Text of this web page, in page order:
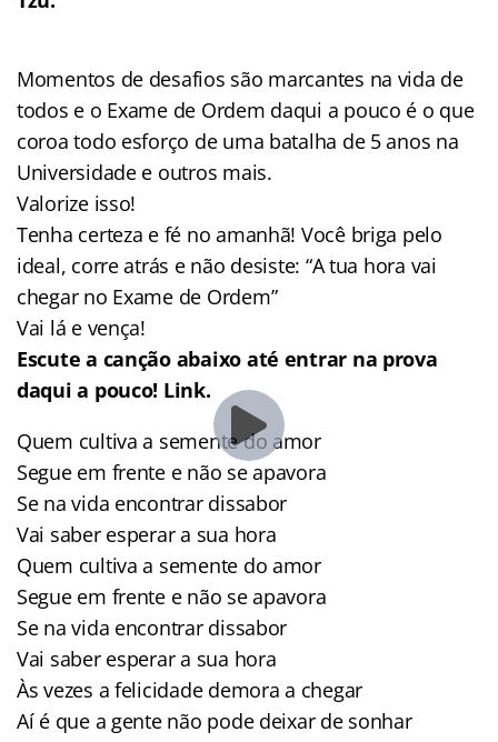
Momentos de desafios são marcantes na vida de
todos e o Exame de Ordem daqui a pouco é o que
coroa todo esforço de uma batalha de 5 anos na
Universidade e outros mais.
Valorize isso!
Tenha certeza e fé no amanhã! Você briga pelo
ideal, corre atrás e não desiste: “A tua hora vai
chegar no Exame de Ordem”
Vai lá e vença!
Escute a canção abaixo até entrar na prova
daqui a pouco! Link.
Quem cultiva a semente do amor
Segue em frente e não se apavora
Se na vida encontrar dissabor
Vai saber esperar a sua hora
Quem cultiva a semente do amor
Segue em frente e não se apavora
Se na vida encontrar dissabor
Vai saber esperar a sua hora
Às vezes a felicidade demora a chegar
Aí é que a gente não pode deixar de sonhar